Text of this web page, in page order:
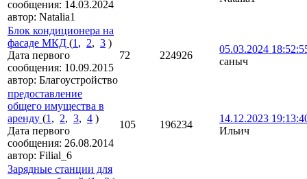
сообщения: 14.03.2024
автор: Natalia1
Блок кондиционера на
фасаде МКД (1 , 2, 3 )
Дата первого
сообщения: 10.09.2015
автор: Благоустройство
72 224926
05.03.2024
саныч
предоставление
общего имущества в
аренду (1 , 2, 3, 4 )
Дата первого
сообщения: 26.08.2014
автор: Filial_6
105 196234
14.12.2023
Ильич
Зарядные станции для